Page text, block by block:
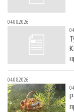
04.08.2026
04.08.2026